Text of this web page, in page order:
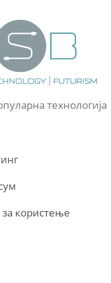
технологија
користење